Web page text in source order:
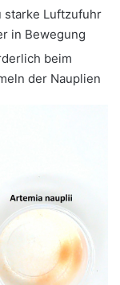
starke Luftzufuhr
in Bewegung
beim
der Nauplien